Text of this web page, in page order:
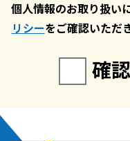
個人情報のお取り扱い
リシーをご確認いただ
確